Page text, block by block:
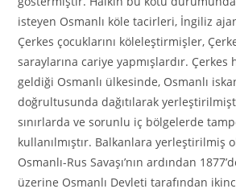
isteyen Osmanlı köle tacirleri, İngiliz
Çerkes çocuklarını köleleştirmişler,
saraylarına cariye yapmışlardır. Çerkes
geldiği Osmanlı ülkesinde, Osmanlı
doğrultusunda dağıtılarak
sınırlarda ve sorunlu iç bölgelerde
kullanılmıştır. Balkanlara yerleştirilmiş
Osmanlı-Rus Savaşı’nın ardından
üzerine Osmanlı Devleti tarafından